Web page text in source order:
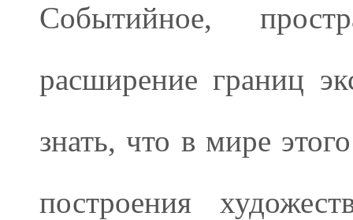
Событийное,
расширение границ
знать, что в мире
построения